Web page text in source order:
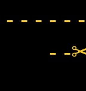
- - - - -
- -